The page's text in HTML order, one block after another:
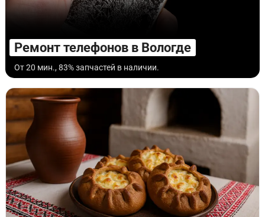
Ремонт телефонов в Вологде
От 20 мин., 83% запчастей в наличии.